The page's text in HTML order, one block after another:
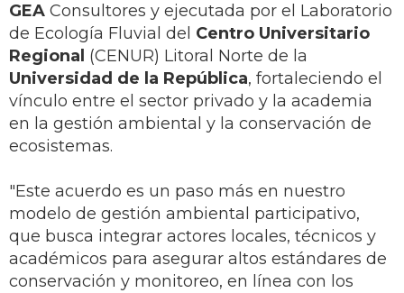
GEA Consultores y ejecutada por el Laboratorio
de Ecología Fluvial del Centro Universitario
Regional (CENUR) Litoral Norte de la
Universidad de la República, fortaleciendo el
vínculo entre el sector privado y la academia
en la gestión ambiental y la conservación de
ecosistemas.
"Este acuerdo es un paso más en nuestro
modelo de gestión ambiental participativo,
que busca integrar actores locales, técnicos y
académicos para asegurar altos estándares de
conservación y monitoreo, en línea con los